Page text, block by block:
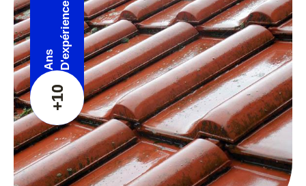
+10
Ans D'expérience